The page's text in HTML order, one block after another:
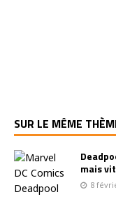
SUR LE MÊME
mais
8